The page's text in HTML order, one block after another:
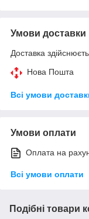
Умови доставки
Доставка
Нова Пошта
Всі умови
Умови оплати
Оплата на
Всі умови оплати
Подібні товари